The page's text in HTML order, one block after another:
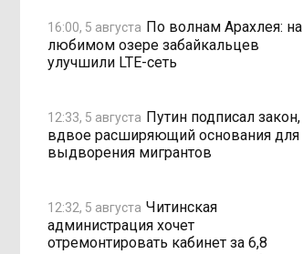
16:00, 5 августа По волнам Арахлея: на
любимом озере забайкальцев
улучшили LTE-сеть
12:33, 5 августа Путин подписал закон,
вдвое расширяющий основания для
выдворения мигрантов
12:32, 5 августа Читинская
администрация хочет
отремонтировать кабинет за 6,8